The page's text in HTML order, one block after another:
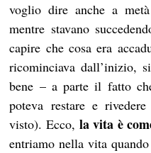
voglio dire anche a
mentre stavano
capire che cosa era
ricominciava dall’inizio,
bene – a parte il fatto
poteva restare e
visto). Ecco, la vita è
entriamo nella vita